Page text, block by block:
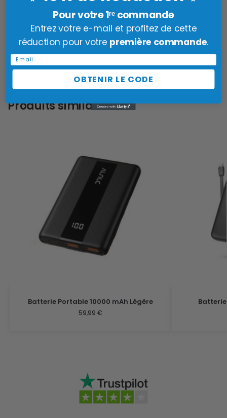
rapide et efficace. Adoptez une solution pratique et
performante pour ne plus jamais être à court de batterie.
Catégories : Batteries Externes iPhone,Batteries
Externes 10000mAh,Batteries Externes Charge Rapide,
Batteries Externes USB-C
Produits similaires
Batterie Portable 10000 mAh Légère
59,99€
Pour votre 1ʳᵉ commande
Entrez votre e-mail et profitez de cette
réduction pour votre première commande.
Email
OBTENIR LE CODE